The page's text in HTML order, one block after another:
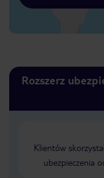
Rozszerz
Klientów
ubezpieczenia